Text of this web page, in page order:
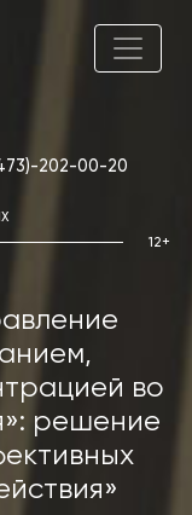
202-00-20
во
решение